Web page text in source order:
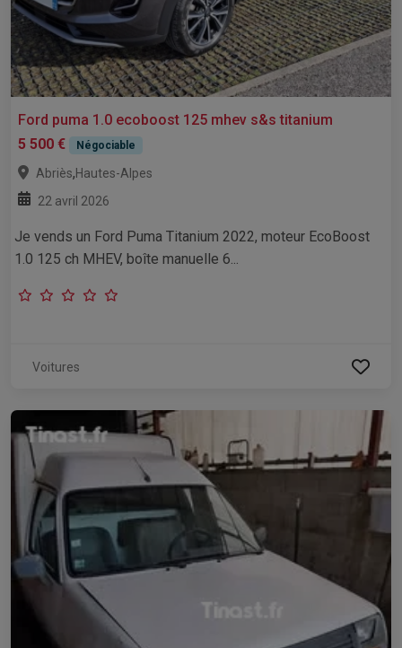
Ford puma 1.0 ecoboost 125 mhev s&s titanium
5 500 €
Négociable
Abriès,Hautes-Alpes
22 avril 2026
Je vends un Ford Puma Titanium 2022, moteur EcoBoost
1.0 125 ch MHEV, boîte manuelle 6...
Voitures